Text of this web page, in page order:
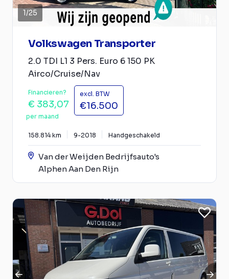
1/25
Volkswagen Transporter
2.0 TDI L1 3 Pers. Euro 6 150 PK
Airco/Cruise/Nav
Financieren?
€ 383,07
per maand
excl. BTW
€16.500
158.814 km 9-2018 Handgeschakeld
Van der Weijden Bedrijfsauto's
Alphen Aan Den Rijn